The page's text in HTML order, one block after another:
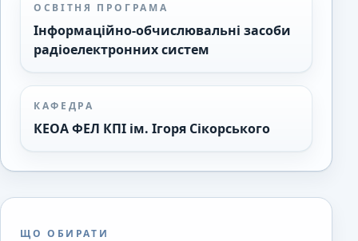
ОСВІТНЯ ПРОГРАМА
Інформаційно-обчислювальні засоби
радіоелектронних систем
КАФЕДРА
КЕОА ФЕЛ КПІ ім. Ігоря Сікорського
ЩО ОБИРАТИ